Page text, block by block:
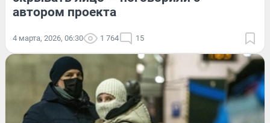
автором проекта
4 марта, 2026, 06:30 1 764 15